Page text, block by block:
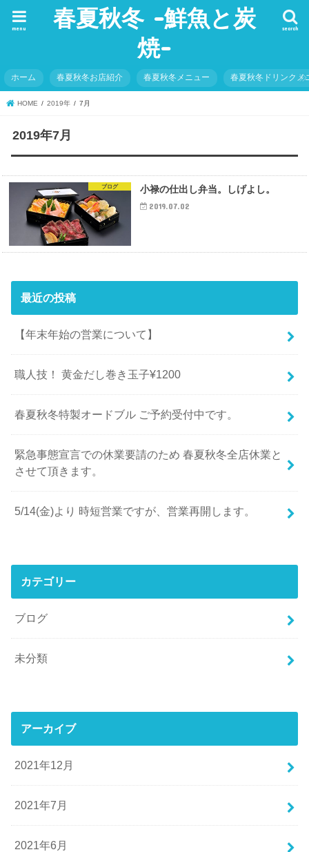
春夏秋冬 -鮮魚と炭
焼-
search
menu
ホーム 春夏秋冬お店紹介 春夏秋冬メニュー 春夏秋冬ドリンクメ
HOME 2019年 7月
2019年7月
ブログ 小禄の仕出し弁当。しげよし。
2019.07.02
最近の投稿
【年末年始の営業について】
職人技！ 黄金だし巻き玉子¥1200
春夏秋冬特製オードブル ご予約受付中です。
緊急事態宣言での休業要請のため 春夏秋冬全店休業と
させて頂きます。
5/14(金)より 時短営業ですが、営業再開します。
カテゴリー
ブログ
未分類
アーカイブ
2021年12月
2021年7月
2021年6月